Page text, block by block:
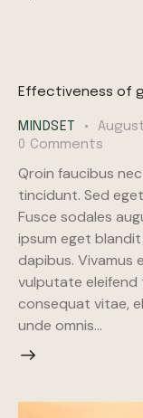
Effectiveness of
MINDSET
0 Comments
Qroin faucibus
tincidunt. Sed
Fusce sodales
ipsum eget
dapibus. Vivamus
vulputate eleifend
consequat vitae,
unde omnis…